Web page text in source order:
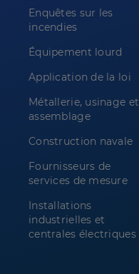
Enquêtes sur les
incendies
Équipement lourd
Application de la loi
Métallerie, usinage et
assemblage
Construction navale
Fournisseurs de
services de mesure
Installations
industrielles et
centrales électriques